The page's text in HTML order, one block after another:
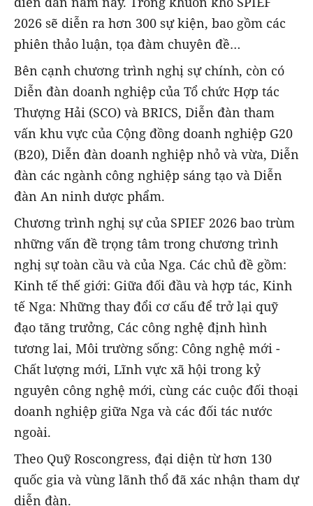
2026 sẽ diễn ra hơn 300 sự kiện, bao gồm các
phiên thảo luận, tọa đàm chuyên đề…
Bên cạnh chương trình nghị sự chính, còn có
Diễn đàn doanh nghiệp của Tổ chức Hợp tác
Thượng Hải (SCO) và BRICS, Diễn đàn tham
vấn khu vực của Cộng đồng doanh nghiệp G20
(B20), Diễn đàn doanh nghiệp nhỏ và vừa, Diễn
đàn các ngành công nghiệp sáng tạo và Diễn
đàn An ninh dược phẩm.
Chương trình nghị sự của SPIEF 2026 bao trùm
những vấn đề trọng tâm trong chương trình
nghị sự toàn cầu và của Nga. Các chủ đề gồm:
Kinh tế thế giới: Giữa đối đầu và hợp tác, Kinh
tế Nga: Những thay đổi cơ cấu để trở lại quỹ
đạo tăng trưởng, Các công nghệ định hình
tương lai, Môi trường sống: Công nghệ mới -
Chất lượng mới, Lĩnh vực xã hội trong kỷ
nguyên công nghệ mới, cùng các cuộc đối thoại
doanh nghiệp giữa Nga và các đối tác nước
ngoài.
Theo Quỹ Roscongress, đại diện từ hơn 130
quốc gia và vùng lãnh thổ đã xác nhận tham dự
diễn đàn.